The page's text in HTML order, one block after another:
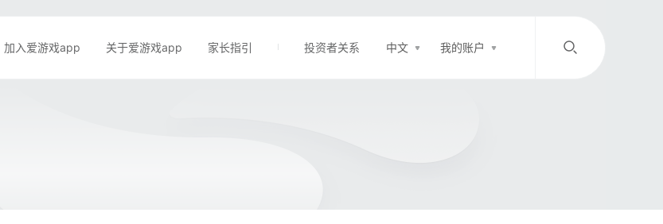
加入爱游戏app 关于爱游戏app 家长指引 投资者关系 中文 我的账户
/